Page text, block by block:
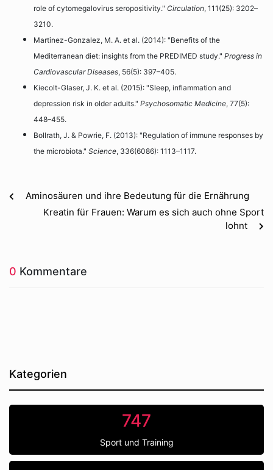
role of cytomegalovirus seropositivity." Circulation, 111(25): 3202–
3210.
Martinez-Gonzalez, M. A. et al. (2014): "Benefits of the
Mediterranean diet: insights from the PREDIMED study." Progress in
Cardiovascular Diseases, 56(5): 397–405.
Kiecolt-Glaser, J. K. et al. (2015): "Sleep, inflammation and
depression risk in older adults." Psychosomatic Medicine, 77(5):
448–455.
Bollrath, J. & Powrie, F. (2013): "Regulation of immune responses by
the microbiota." Science, 336(6086): 1113–1117.
Aminosäuren und ihre Bedeutung für die Ernährung
Kreatin für Frauen: Warum es sich auch ohne Sport
lohnt
0 Kommentare
Kategorien
747
Sport und Training